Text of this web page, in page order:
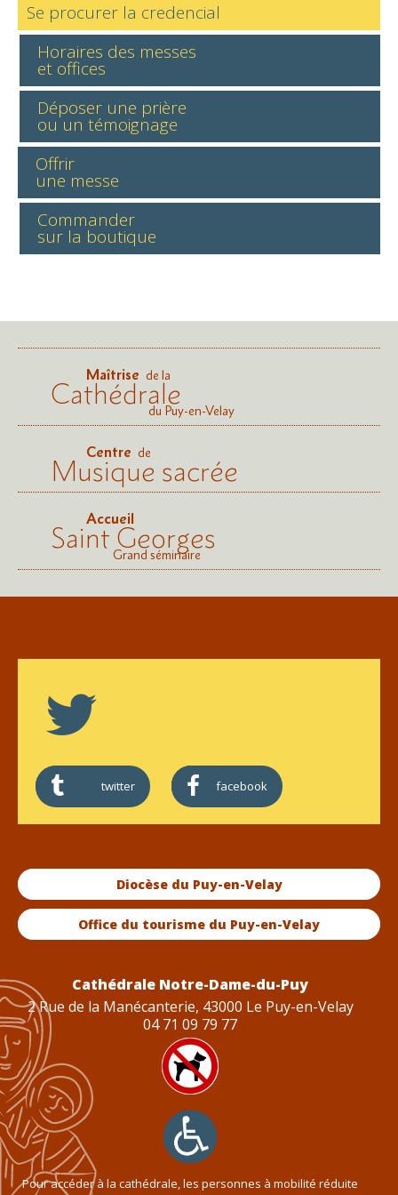
Se procurer la credencial
Horaires des messes
et offices
Déposer une prière
ou un témoignage
Offrir
une messe
Commander
sur la boutique
Maîtrise de la
Cathédraledu Puy-en-Velay
Centre de
Musique sacrée
Accueil
Saint Georges
Grand séminaire
twitter facebook
Diocèse du Puy-en-Velay
Office du tourisme du Puy-en-Velay
Cathédrale Notre-Dame-du-Puy
2 Rue de la Manécanterie, 43000 Le Puy-en-Velay
04 71 09 79 77
Pour accéder à la cathédrale, les personnes à mobilité réduite